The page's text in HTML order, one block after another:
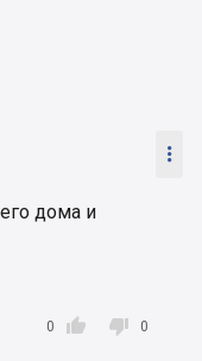

дома и

0  0